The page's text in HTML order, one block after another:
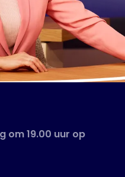
om 19.00 uur op